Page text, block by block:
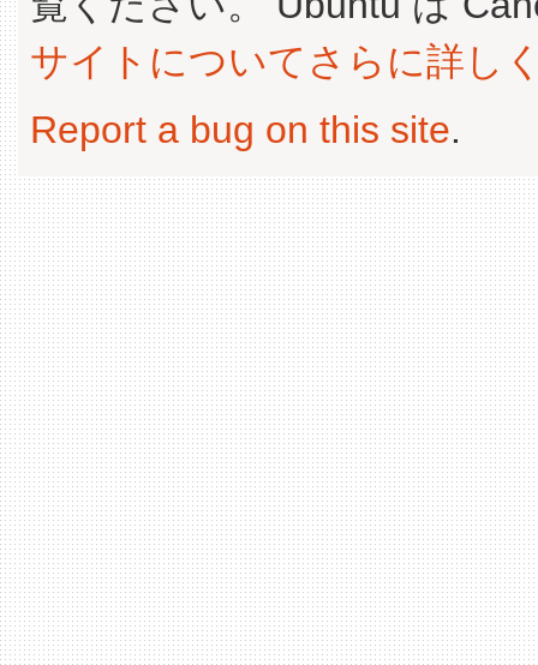
サイトについてさらに詳し
Report a bug on this site.